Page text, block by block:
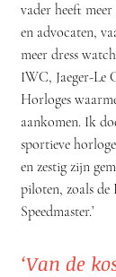
vader heeft
en advocaten,
meer dress
IWC, Jaeger-Le
Horloges
aankomen. Ik
sportieve
en zestig zijn
piloten, zoals de
Speedmaster.’
‘Van de